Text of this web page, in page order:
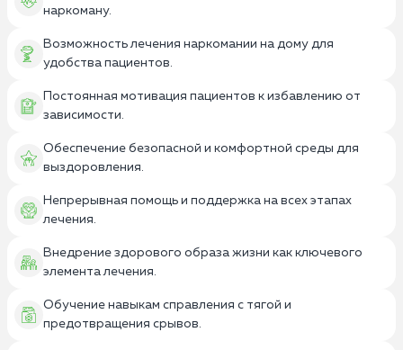
наркоману.
Возможность лечения наркомании на дому для
удобства пациентов.
Постоянная мотивация пациентов к избавлению от
зависимости.
Обеспечение безопасной и комфортной среды для
выздоровления.
Непрерывная помощь и поддержка на всех этапах
лечения.
Внедрение здорового образа жизни как ключевого
элемента лечения.
Обучение навыкам справления с тягой и
предотвращения срывов.